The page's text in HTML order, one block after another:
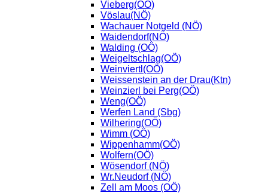
Vieberg(OÖ)
Vöslau(NÖ)
Wachauer Notgeld (NÖ)
Waidendorf(NÖ)
Walding (OÖ)
Weigeltschlag(OÖ)
Weinviertl(OÖ)
Weissenstein an der Drau(Ktn)
Weinzierl bei Perg(OÖ)
Weng(OÖ)
Werfen Land (Sbg)
Wilhering(OÖ)
Wimm (OÖ)
Wippenhamm(OÖ)
Wolfern(OÖ)
Wösendorf (NÖ)
Wr.Neudorf (NÖ)
Zell am Moos (OÖ)